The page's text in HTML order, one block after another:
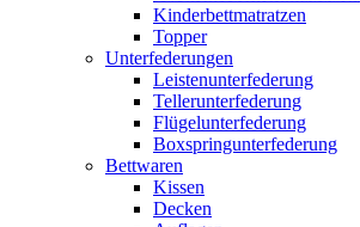
Kinderbettmatratzen
Topper
Unterfederungen
Leistenunterfederung
Tellerunterfederung
Flügelunterfederung
Boxspringunterfederung
Bettwaren
Kissen
Decken